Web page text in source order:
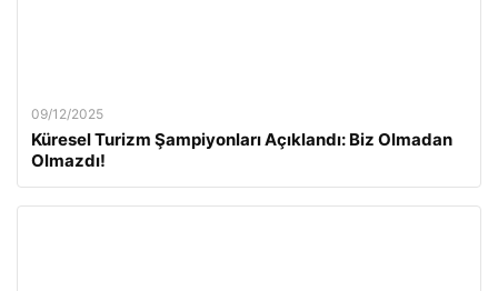
09/12/2025
Küresel Turizm Şampiyonları Açıklandı: Biz Olmadan
Olmazdı!